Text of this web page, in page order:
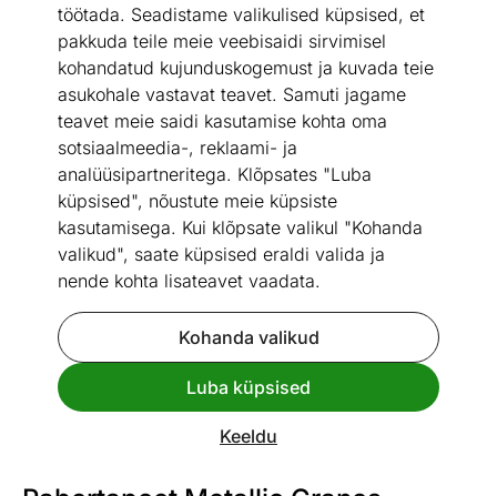
töötada. Seadistame valikulised küpsised, et
pakkuda teile meie veebisaidi sirvimisel
kohandatud kujunduskogemust ja kuvada teie
asukohale vastavat teavet. Samuti jagame
teavet meie saidi kasutamise kohta oma
sotsiaalmeedia-, reklaami- ja
analüüsipartneritega. Klõpsates "Luba
küpsised", nõustute meie küpsiste
kasutamisega. Kui klõpsate valikul "Kohanda
valikud", saate küpsised eraldi valida ja
nende kohta lisateavet vaadata.
Kohanda valikud
Luba küpsised
Keeldu
Vaata sarnaseid